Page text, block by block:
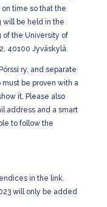
time so that the
be held in the
of the University of
40100 Jyväskylä.
ry, and separate
be proven with a
it. Please also
address and a smart
to follow the
in the link.
will only be added